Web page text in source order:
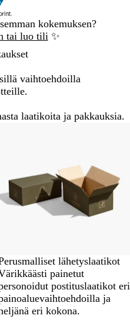
kokemuksen?
tai luo tili ✨
vaihtoehdoilla
laatikoita ja pakkauksia.
lähetyslaatikot
painetut
postituslaatikot eri
ja
eri kokona.